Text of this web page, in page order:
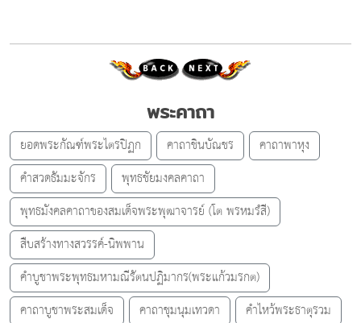
พระคาถา
ยอดพระกัณฑ์พระไตรปิฏก คาถาชินบัณชร
คาถาพาหุง
คำสวดธัมมะจักร
พุทธชัยมงคลคาถา
พุทธมังคลคาถาของสมเด็จพระพุฒาจารย์ (โต พรหมรํสี)
สืบสร้างทางสวรรค์-นิพพาน
คำบูชาพระพุทธมหามณีรัตนปฏิมากร(พระแก้วมรกต)
คาถาบูชาพระสมเด็จ
คาถาชุมนุมเทวดา
คำไหว้พระธาตุรวม